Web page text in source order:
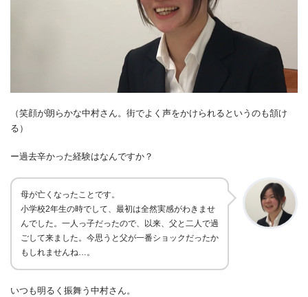
（笑顔が朗らかな中村さん。街でよく声をかけられるというのも頷け
る）
ー過去辛かった経験はなんですか？
母が亡くなったことです。
小学校2年生の時でして、最初は全然実感がわきませ
んでした。一人っ子だったので、以来、父と二人で過
ごして来ました。今思うと父が一番ショックだったか
もしれませんね…。
いつも明るく振舞う中村さん。